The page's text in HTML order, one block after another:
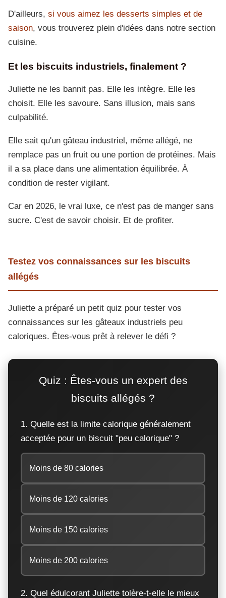
D'ailleurs, si vous aimez les desserts simples et de
saison, vous trouverez plein d'idées dans notre section
cuisine.
Et les biscuits industriels, finalement ?
Juliette ne les bannit pas. Elle les intègre. Elle les
choisit. Elle les savoure. Sans illusion, mais sans
culpabilité.
Elle sait qu'un gâteau industriel, même allégé, ne
remplace pas un fruit ou une portion de protéines. Mais
il a sa place dans une alimentation équilibrée. À
condition de rester vigilant.
Car en 2026, le vrai luxe, ce n'est pas de manger sans
sucre. C'est de savoir choisir. Et de profiter.
Testez vos connaissances sur les biscuits
allégés
Juliette a préparé un petit quiz pour tester vos
connaissances sur les gâteaux industriels peu
caloriques. Êtes-vous prêt à relever le défi ?
Quiz : Êtes-vous un expert des
biscuits allégés ?
1. Quelle est la limite calorique généralement
acceptée pour un biscuit "peu calorique" ?
Moins de 80 calories
Moins de 120 calories
Moins de 150 calories
Moins de 200 calories
2. Quel édulcorant Juliette tolère-t-elle le mieux